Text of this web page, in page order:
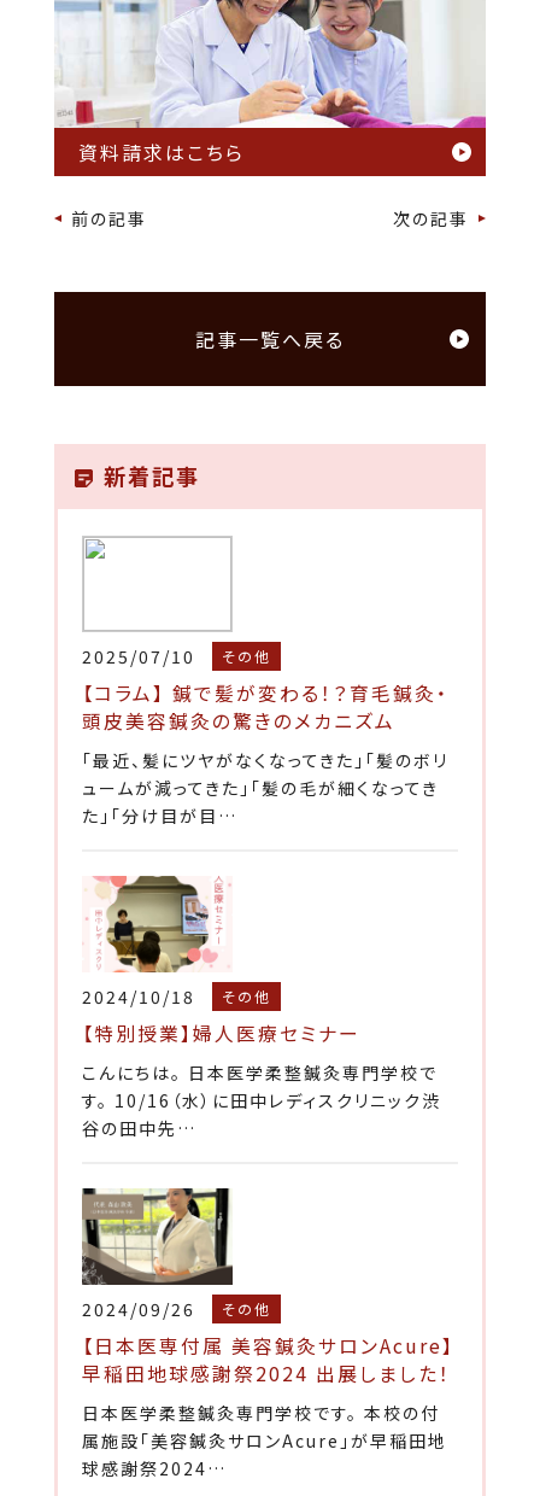
資料請求はこちら
前の記事 次の記事
記事一覧へ戻る
新着記事
2025/07/10 その他
【コラム】 鍼で髪が変わる！？育毛鍼灸・
頭皮美容鍼灸の驚きのメカニズム
「最近、髪にツヤがなくなってきた」「髪のボリ
ュームが減ってきた」「髪の毛が細くなってき
た」「分け目が目…
2024/10/18 その他
【特別授業】婦人医療セミナー
こんにちは。 日本医学柔整鍼灸専門学校で
す。 10/16（水）に田中レディスクリニック渋
谷の田中先…
2024/09/26 その他
【日本医専付属 美容鍼灸サロンAcure】
早稲田地球感謝祭2024 出展しました！
日本医学柔整鍼灸専門学校です。 本校の付
属施設「美容鍼灸サロンAcure」が早稲田地
球感謝祭2024…